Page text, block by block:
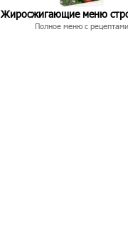
Жиросжигающие меню
Полное меню с рецептами